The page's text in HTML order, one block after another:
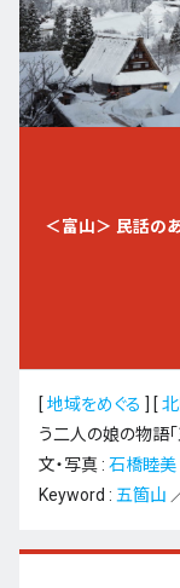
＜富山＞ 民話の
[ 地域をめぐる ] [
う二人の娘の物語
文・写真 : 石橋睦
Keyword : 五箇山